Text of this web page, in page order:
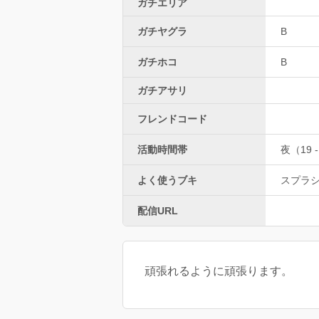
ガチエリア
ガチヤグラ B
ガチホコ B
ガチアサリ
フレンドコード
活動時間帯 夜（19 -
よく使うブキ スプラ
配信URL
頑張れるように頑張ります。